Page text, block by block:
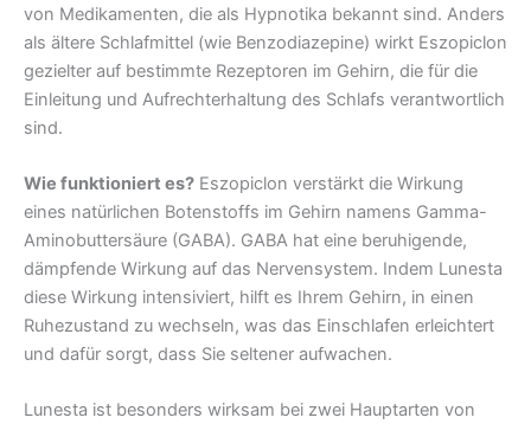
von Medikamenten, die als Hypnotika bekannt sind. Anders
als ältere Schlafmittel (wie Benzodiazepine) wirkt Eszopiclon
gezielter auf bestimmte Rezeptoren im Gehirn, die für die
Einleitung und Aufrechterhaltung des Schlafs verantwortlich
sind.
Wie funktioniert es? Eszopiclon verstärkt die Wirkung
eines natürlichen Botenstoffs im Gehirn namens Gamma-
Aminobuttersäure (GABA). GABA hat eine beruhigende,
dämpfende Wirkung auf das Nervensystem. Indem Lunesta
diese Wirkung intensiviert, hilft es Ihrem Gehirn, in einen
Ruhezustand zu wechseln, was das Einschlafen erleichtert
und dafür sorgt, dass Sie seltener aufwachen.
Lunesta ist besonders wirksam bei zwei Hauptarten von